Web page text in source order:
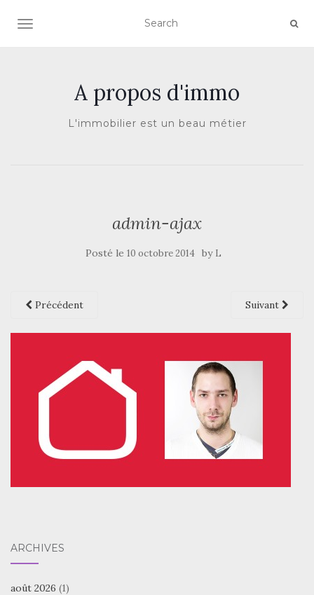
AFFICHER/MASQUER LA NAVIGATION
A propos d'immo
L'immobilier est un beau métier
admin-ajax
Posté le 10 octobre 2014 by L
Précédent Suivant
ARCHIVES
août 2026 (1)